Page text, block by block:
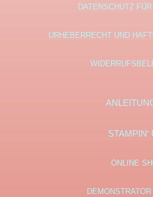
DATENSCHUTZ
URHEBERRECHT UND
STAMPIN‘
ONLINE